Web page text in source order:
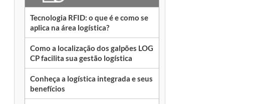
Tecnologia RFID: o que é e como se
aplica na área logística?
Como a localização dos galpões LOG
CP facilita sua gestão logística
Conheça a logística integrada e seus
benefícios